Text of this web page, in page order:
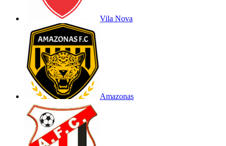
Vila Nova
Amazonas